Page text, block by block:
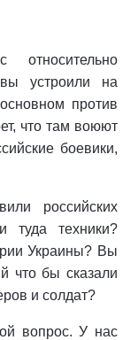
относительно
устроили на
против
что там воюют
боевики,
российских
туда техники?
Украины? Вы
что бы сказали
и солдат?
вопрос. У нас